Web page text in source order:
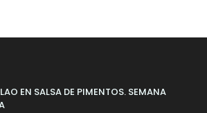
EN SALSA DE PIMENTOS. SEMANA